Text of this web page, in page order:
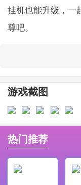
挂机也能升级，一
尊吧。
逆世战神福利版玩
散人天堂，还原最
熟悉的登陆界面，
味道!无限制野外
奇怎么能叫传奇!
玩法，让你畅享传
至尊神器，沙城之
游戏截图
热门推荐